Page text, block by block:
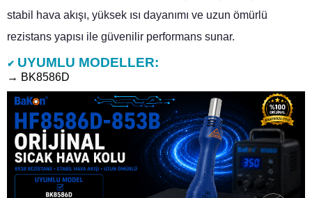
stabil hava akışı, yüksek ısı dayanımı ve uzun ömürlü
rezistans yapısı ile güvenilir performans sunar.
✔ UYUMLU MODELLER:
→ BK8586D